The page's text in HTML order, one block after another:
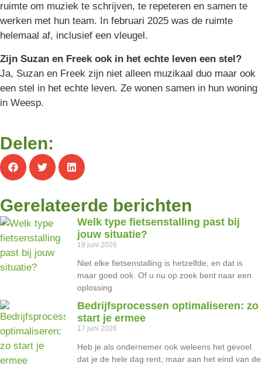
ruimte om muziek te schrijven, te repeteren en samen te
werken met hun team. In februari 2025 was de ruimte
helemaal af, inclusief een vleugel.
Zijn Suzan en Freek ook in het echte leven een stel?
Ja, Suzan en Freek zijn niet alleen muzikaal duo maar ook
een stel in het echte leven. Ze wonen samen in hun woning
in Weesp.
Delen:
Gerelateerde berichten
Welk type fietsenstalling past bij
jouw situatie?
19 juni 2026
Niet elke fietsenstalling is hetzelfde, en dat is
maar goed ook. Of u nu op zoek bent naar een
oplossing
Bedrijfsprocessen optimaliseren: zo
start je ermee
17 juni 2026
Heb je als ondernemer ook weleens het gevoel
dat je de hele dag rent, maar aan het eind van de